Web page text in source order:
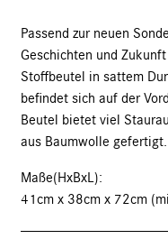
Passend zur neuen
Geschichten und
Stoffbeutel in sattem
befindet sich auf der
Beutel bietet viel
aus Baumwolle gefertigt.
Maße(HxBxL):
41cm x 38cm x 72cm